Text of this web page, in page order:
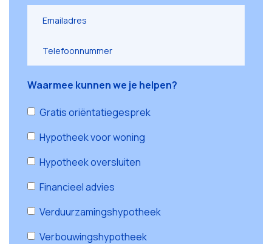
Waarmee kunnen we je helpen?
Gratis oriëntatiegesprek
Hypotheek voor woning
Hypotheek oversluiten
Financieel advies
Verduurzamingshypotheek
Verbouwingshypotheek